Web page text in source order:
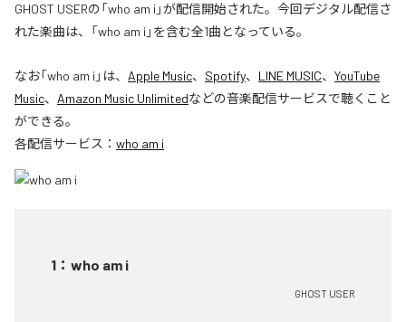
GHOST USERの「who am i」が配信開始された。今回デジタル配信さ
れた楽曲は、「who am i」を含む全1曲となっている。
なお「who am i 」は、 Apple Music、 Spotify、 LINE MUSIC、 YouTube
Music、 Amazon Music Unlimitedなどの音楽配信サービスで聴くこと
ができる。
各配信サービス： who am i
1 ： who am i
GHOST USER